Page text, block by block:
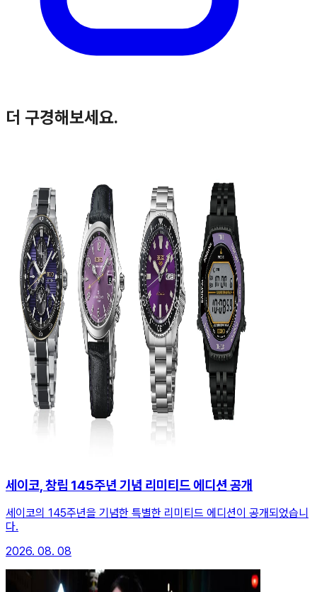
더 구경해보세요.
세이코, 창립 145주년 기념 리미티드 에디션 공개
세이코의 145주년을 기념한 특별한 리미티드 에디션이 공개되었습니
다.
2026. 08. 08